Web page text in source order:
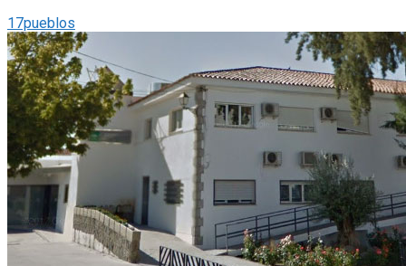
17pueblos